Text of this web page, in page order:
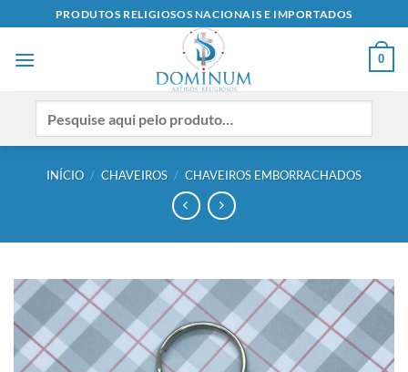
to
content
PRODUTOS RELIGIOSOS NACIONAIS E IMPORTADOS
0
INÍCIO / CHAVEIROS / CHAVEIROS EMBORRACHADOS